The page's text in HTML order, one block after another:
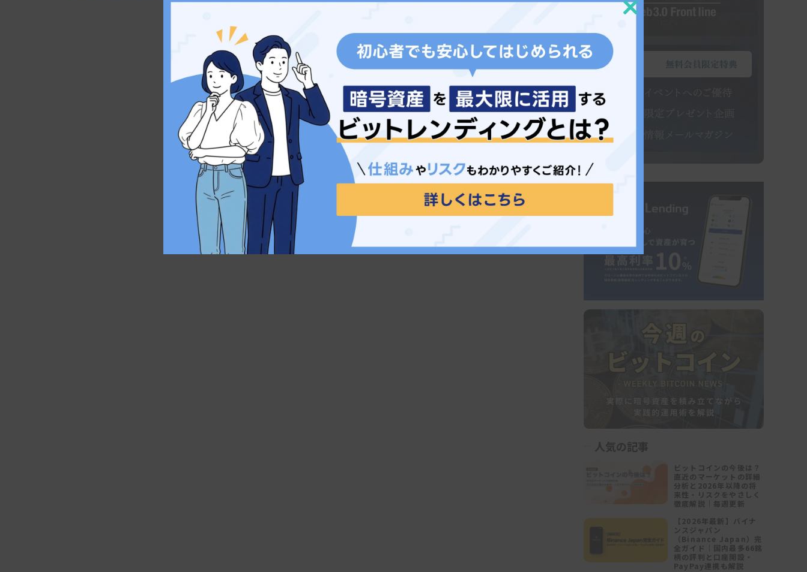
人気の記事
ビットコインの今後は？
直近のマーケットの詳細
分析と2026年以降の将
来性・リスクをやさしく
徹底解説｜毎週更新
【2026年最新】バイナ
ンスジャパン
（Binance Japan）完
全ガイド｜国内最多66銘
柄の評判と口座開設・
PayPay連携も解説